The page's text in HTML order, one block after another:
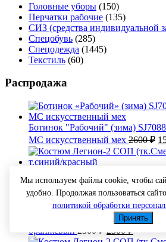
Головные уборы (150)
Перчатки рабочие (135)
СИЗ (средства индивидуальной
Спецобувь (285)
Спецодежда (1445)
Текстиль (60)
Распродажа
Ботинок "Рабочий" (зима)
МС искусственный мех 2600₽
красный 2050₽ Первоначальная
цена
составляла
2050 ₽.
1900₽Текущая
цена:
1900 ₽.
Костюм женский Магнолия
оранжевый 2500 ₽
цена
2300 ₽
цена:
Мы используем файлы cookie, чтобы
удобно. Продолжая пользоваться
политикой обработки
Принять